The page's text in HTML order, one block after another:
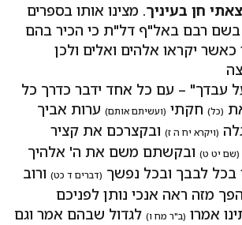
חן בעיניך. מצינו אותו בספרים
רבם באל"ף דל"ת כי הכיר בהם
יקראו אלהים ואלים ולכן
עבדך" – עם כל אחד ידבר כדרך כל
(כל) חקתי (ועשיתם אותם) ערות אביך
(ויקרא יח ה ז) ובקצרכם את קציר
(שם יט ט) ובקשתם משם את ה' אלהיך
בכל לבבך ובכל נפשך (דברים ד כט) ורוב
מזה ראה אנכי נותן לפניכם
אמרו (ב"ר מח ו) לגדול שבהם אמר וגם